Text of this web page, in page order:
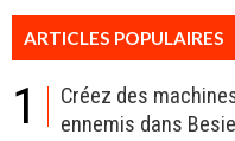
ARTICLES POPULAIRES
1
Créez des
ennemis dans